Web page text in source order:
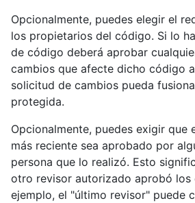
Opcionalmente, puedes elegir el
los propietarios del código. Si lo
de código deberá aprobar
cambios que afecte dicho código
solicitud de cambios pueda
protegida.
Opcionalmente, puedes exigir que
más reciente sea aprobado por
persona que lo realizó. Esto
otro revisor autorizado aprobó los
ejemplo, el "último revisor" puede